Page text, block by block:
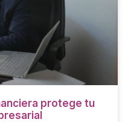
protege tu